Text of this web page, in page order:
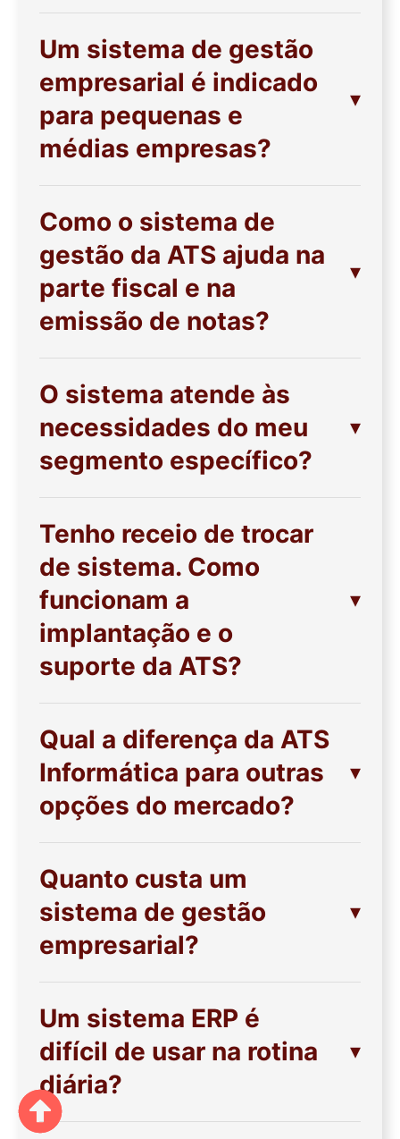
Um sistema de gestão
empresarial é indicado
para pequenas e
médias empresas?
Como o sistema de
gestão da ATS ajuda na
parte fiscal e na
emissão de notas?
O sistema atende às
necessidades do meu
segmento específico?
Tenho receio de trocar
de sistema. Como
funcionam a
implantação e o
suporte da ATS?
Qual a diferença da ATS
Informática para outras
opções do mercado?
Quanto custa um
sistema de gestão
empresarial?
Um sistema ERP é
difícil de usar na rotina
diária?